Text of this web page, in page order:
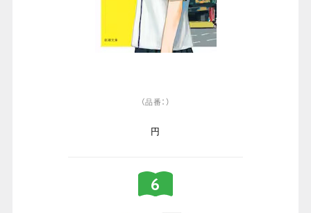
（品番：）
円